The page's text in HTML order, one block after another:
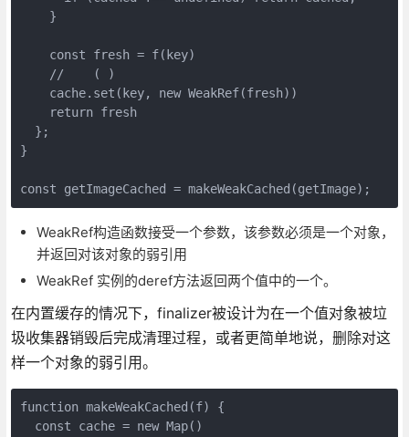
    }
    const fresh = f(key)
    //    ( )
    cache.set(key, new WeakRef(fresh))
    return fresh
  };
}
const getImageCached = makeWeakCached(getImage);
WeakRef构造函数接受一个参数，该参数必须是一个对象，
并返回对该对象的弱引用
WeakRef 实例的deref方法返回两个值中的一个。
在内置缓存的情况下，finalizer被设计为在一个值对象被垃
圾收集器销毁后完成清理过程，或者更简单地说，删除对这
样一个对象的弱引用。
function makeWeakCached(f) {
  const cache = new Map()